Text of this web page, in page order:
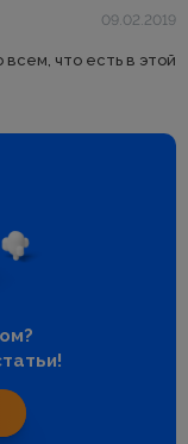
09.02.2019
что есть в этой